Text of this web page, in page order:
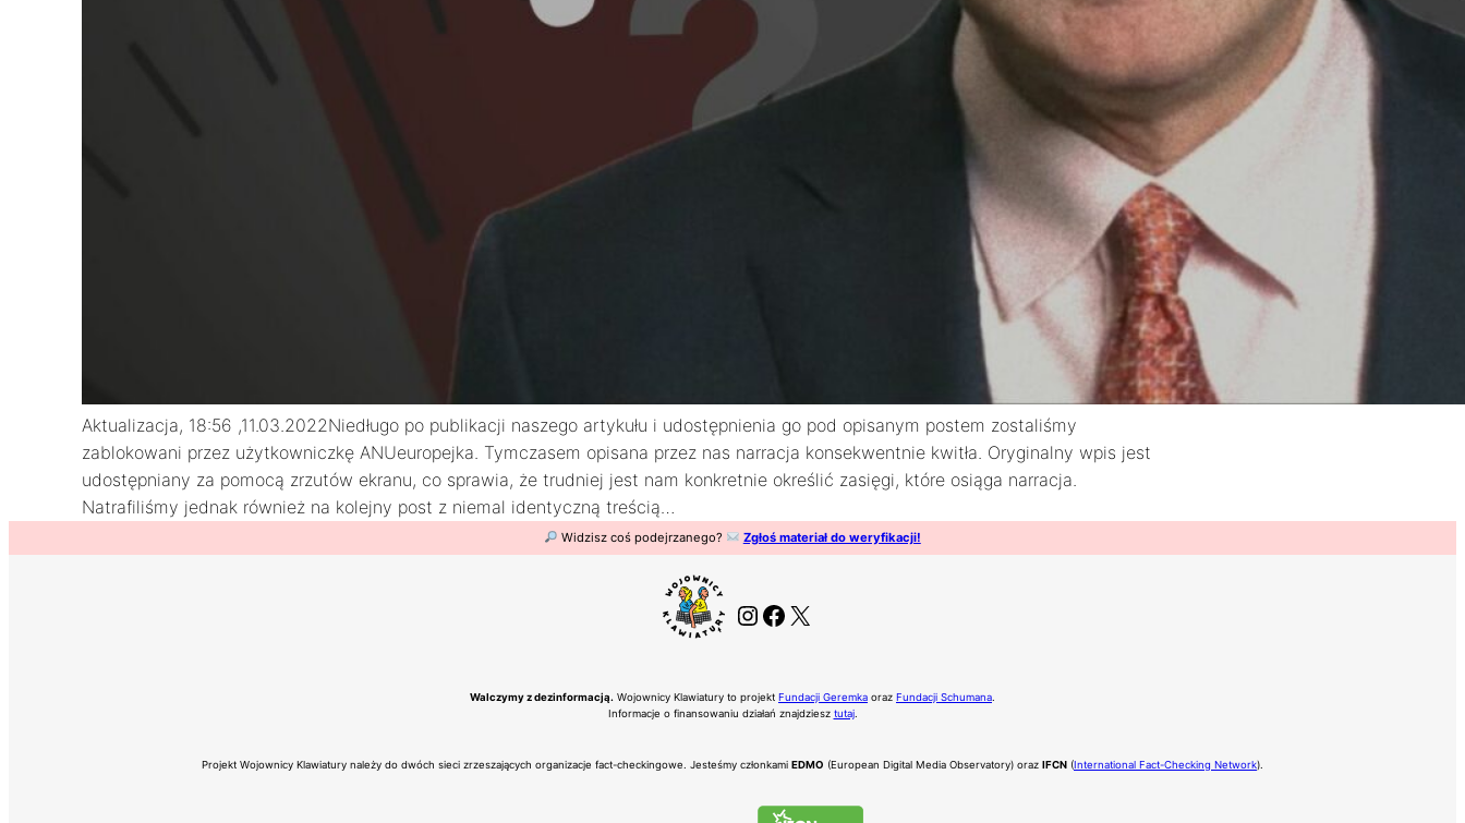
Aktualizacja, 18:56 ,11.03.2022Niedługo po publikacji naszego artykułu i udostępnienia go pod opisanym postem zostaliśmy
zablokowani przez użytkowniczkę ANUeuropejka. Tymczasem opisana przez nas narracja konsekwentnie kwitła. Oryginalny wpis jest
udostępniany za pomocą zrzutów ekranu, co sprawia, że trudniej jest nam konkretnie określić zasięgi, które osiąga narracja.
Natrafiliśmy jednak również na kolejny post z niemal identyczną treścią…
Widzisz coś podejrzanego? Zgłoś materiał do weryfikacji!
Instagram
Facebook
X
Walczymy z dezinformacją. Wojownicy Klawiatury to projekt Fundacji Geremka oraz Fundacji Schumana.
Informacje o finansowaniu działań znajdziesz tutaj.
Projekt Wojownicy Klawiatury należy do dwóch sieci zrzeszających organizacje fact-checkingowe. Jesteśmy członkami EDMO (European Digital Media Observatory) oraz IFCN ( International Fact-Checking Network).